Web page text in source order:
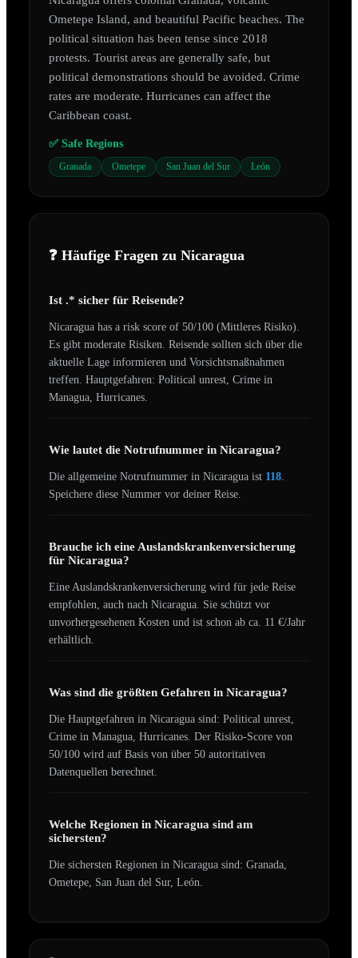
Ometepe Island, and beautiful Pacific beaches. The
political situation has been tense since 2018
protests. Tourist areas are generally safe, but
political demonstrations should be avoided. Crime
rates are moderate. Hurricanes can affect the
Caribbean coast.
✅ Safe Regions
Granada Ometepe San Juan del Sur León
❓ Häufige Fragen zu Nicaragua
Ist .* sicher für Reisende?
Nicaragua has a risk score of 50/100 (Mittleres Risiko).
Es gibt moderate Risiken. Reisende sollten sich über die
aktuelle Lage informieren und Vorsichtsmaßnahmen
treffen. Hauptgefahren: Political unrest, Crime in
Managua, Hurricanes
Wie lautet die Notrufnummer in Nicaragua?
Die allgemeine Notrufnummer in Nicaragua ist 118
Speichere diese Nummer vor deiner Reise.
Brauche ich eine Auslandskrankenversicherung
für Nicaragua?
Eine Auslandskrankenversicherung wird für jede Reise
empfohlen, auch nach Nicaragua Sie schützt vor
unvorhergesehenen Kosten und ist schon ab ca. 11 €/Jahr
erhältlich.
Was sind die größten Gefahren in Nicaragua?
Die Hauptgefahren in Nicaragua sind: Political unrest,
Crime in Managua, Hurricanes . Der Risiko-Score von
50/100 wird auf Basis von über 50 autoritativen
Datenquellen berechnet.
Welche Regionen in Nicaragua sind am
sichersten?
Die sichersten Regionen in Nicaragua sind: Granada,
Ometepe, San Juan del Sur, León